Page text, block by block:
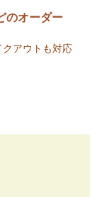
のオーダー
アウトも対応